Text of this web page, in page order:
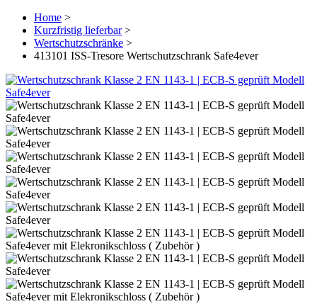
Home >
Kurzfristig lieferbar >
Wertschutzschränke >
413101 ISS-Tresore Wertschutzschrank Safe4ever